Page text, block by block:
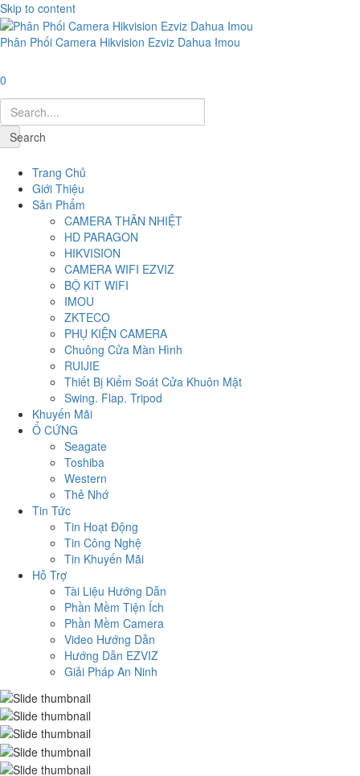
Skip to content
Phân Phối Camera Hikvision Ezviz Dahua Imou
0
Search
Trang Chủ
Giới Thiệu
Sản Phẩm
CAMERA THÂN NHIỆT
HD PARAGON
HIKVISION
CAMERA WIFI EZVIZ
BỘ KIT WIFI
IMOU
ZKTECO
PHỤ KIỆN CAMERA
Chuông Cửa Màn Hình
RUIJIE
Thiết Bị Kiểm Soát Cửa Khuôn Mặt
Swing. Flap. Tripod
Khuyến Mãi
Ổ CỨNG
Seagate
Toshiba
Western
Thẻ Nhớ
Tin Tức
Tin Hoạt Động
Tin Công Nghệ
Tin Khuyến Mãi
Hỗ Trợ
Tài Liệu Hướng Dẫn
Phần Mềm Tiện Ích
Phần Mềm Camera
Video Hướng Dẫn
Hướng Dẫn EZVIZ
Giải Pháp An Ninh